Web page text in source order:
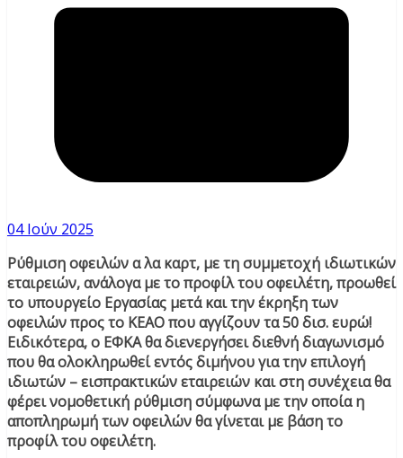
04 Ιούν 2025
Ρύθμιση οφειλών α λα καρτ, με τη συμμετοχή ιδιωτικών
εταιρειών, ανάλογα με το προφίλ του οφειλέτη, προωθεί
το υπουργείο Εργασίας μετά και την έκρηξη των
οφειλών προς το ΚΕΑΟ που αγγίζουν τα 50 δισ. ευρώ!
Ειδικότερα, ο ΕΦΚΑ θα διενεργήσει διεθνή διαγωνισμό
που θα ολοκληρωθεί εντός διμήνου για την επιλογή
ιδιωτών – εισπρακτικών εταιρειών και στη συνέχεια θα
φέρει νομοθετική ρύθμιση σύμφωνα με την οποία η
αποπληρωμή των οφειλών θα γίνεται με βάση το
προφίλ του οφειλέτη.